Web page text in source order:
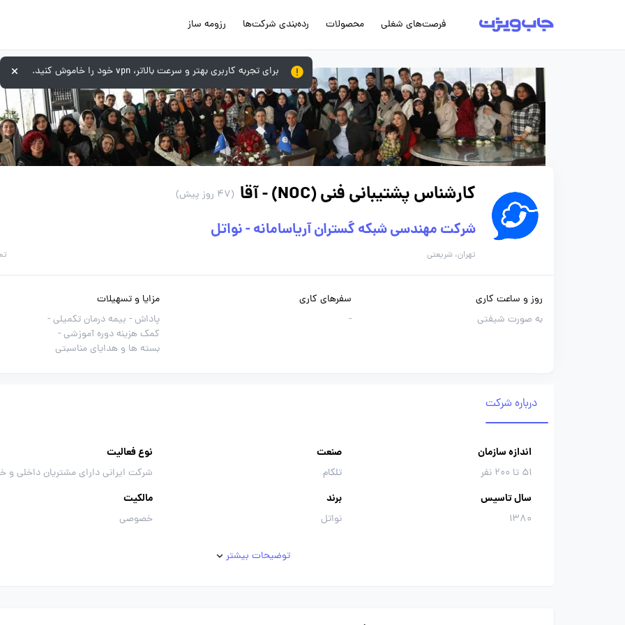
فرصت‌های شغلی محصولات رده‌بندی شرکت‌ها رزومه ساز
کارشناس پشتیبانی فنی (NOC) - آقا (47 روز پیش)
شرکت مهندسی شبکه گستران آریاسامانه - نواتل
تهران، شریعتی
روز و ساعت کاری
به صورت شیفتی
سفرهای کاری
-
مزایا و تسهیلات
پاداش - بیمه درمان تکمیلی -
کمک هزینه دوره آموزشی -
بسته ها و هدایای مناسبتی
درباره شرکت
اندازه سازمان
51 تا 200 نفر
صنعت
تلکام
نوع فعالیت
شرکت ایرانی دارای مشتریان داخلی و
سال تاسیس
1380
برند
نواتل
مالکیت
خصوصی
توضیحات بیشتر
برای تجربه کاربری بهتر و سرعت بالاتر، vpn خود را خاموش کنید.